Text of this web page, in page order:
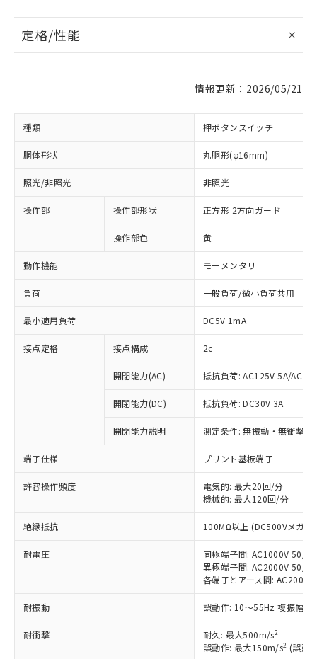
定格/性能
情報更新：2026/05/21
種類 押ボタンスイッチ
胴体形状 丸胴形(φ16mm)
照光/非照光 非照光
操作部 操作部形状 正方形 2方向ガード
操作部色 黄
動作機能 モーメンタリ
負荷 一般負荷/微小負荷共用
最小適用負荷 DC5V 1mA
接点定格 接点構成 2c
開閉能力(AC) 抵抗負荷: AC125V 5A/
開閉能力(DC) 抵抗負荷: DC30V 3A
開閉能力説明 測定条件: 無振動・無衝撃
端子仕様 プリント基板端子
許容操作頻度
電気的: 最大20回/分
機械的: 最大120回/分
絶縁抵抗 100MΩ以上 (DC500Vメガ)
耐電圧
同極端子間: AC1000V 50/
異極端子間: AC2000V 50/
各端子とアース間:
耐振動 誤動作: 10～55Hz 複振幅
耐衝撃 耐久: 最大500m/s2
誤動作: 最大150m/s2 (誤動
以下の条件をお読みいただき、同意のうえ
対応済み：EU RoHS指令（10物質）の
非含有に対応した製品が提供可能な商品で
対応予定：EU RoHS指令（10物質）の非含
有に対応した製品に切り替える予定のある
対応予定なし：EU RoHS指令（10物質）の
非含有に非対応の商品で、対応品を出す予